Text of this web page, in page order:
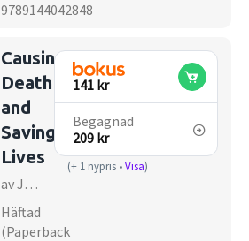
9789144042848
Causing
Death
and
Saving
Lives
av Jonathan Glover
Häftad
(Paperback
141 kr
Begagnad
209 kr
(+ 1 nypris •Visa)